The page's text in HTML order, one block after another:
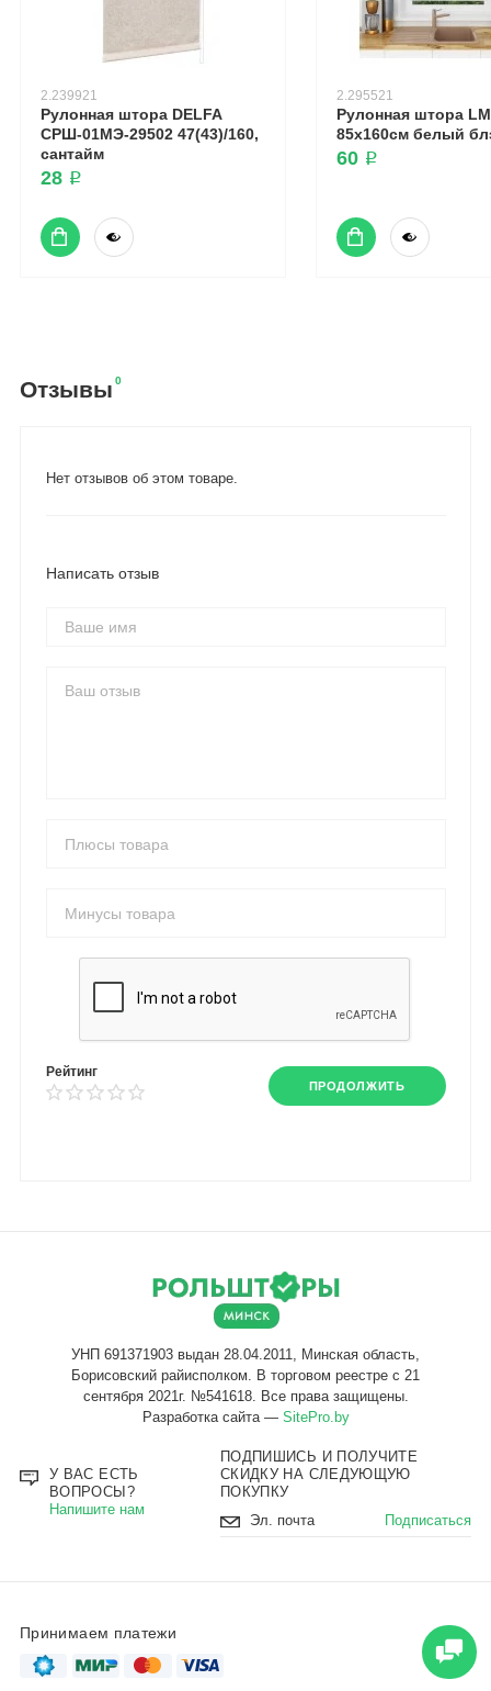
2.239921
Рулонная штора DELFA
СРШ-01МЭ-29502 47(43)/160,
сантайм
28 ₽
2.295521
Рулонная штора
85х160см белый
60 ₽
Отзывы 0
Нет отзывов об этом товаре.
Написать отзыв
Рейтинг
ПРОДОЛЖИТЬ
Разработка сайта — SitePro.by